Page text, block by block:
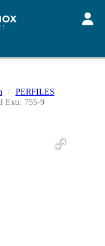
PERFILES
Extr. 755-9